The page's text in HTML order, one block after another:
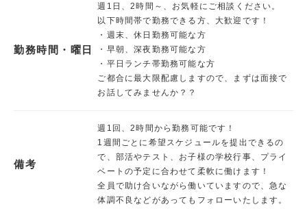
勤務時間・曜日
週1日、2時間～、お気軽にご相談ください。
以下時間帯で勤務できる方、大歓迎です！
・週末、休日勤務可能な方
・早朝、深夜勤務可能な方
・平日ランチ帯勤務可能な方
ご都合に最大限配慮しますので、まずは面接で
お話してみませんか？？
備考
週1回、2時間から勤務可能です！
1週間ごとに希望スケジュールを提出できるの
で、部活やテスト、お子様の学校行事、プライ
ベートの予定に合わせて柔軟に働けます！
全員で助け合いながら働いていますので、急な
体調不良などがあってもフォローいたします。